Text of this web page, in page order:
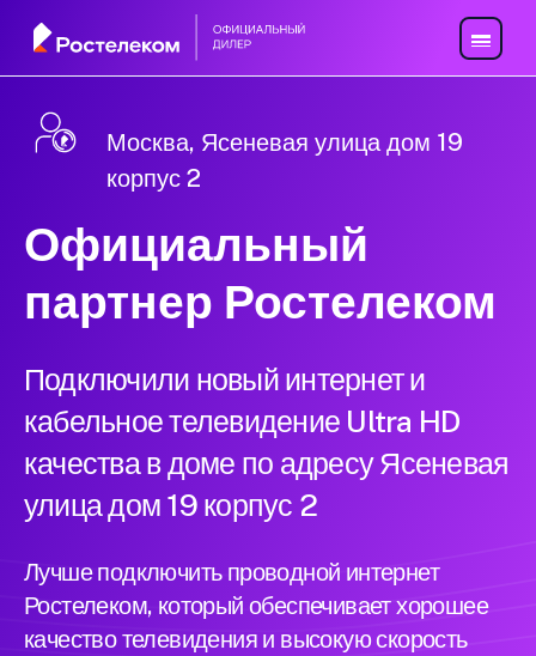
Москва, Ясеневая улица дом 19
корпус 2
Официальный
партнер Ростелеком
Подключили новый интернет и
кабельное телевидение Ultra HD
качества в доме по адресу Ясеневая
улица дом 19 корпус 2
Лучше подключить проводной интернет
Ростелеком, который обеспечивает хорошее
качество телевидения и высокую скорость